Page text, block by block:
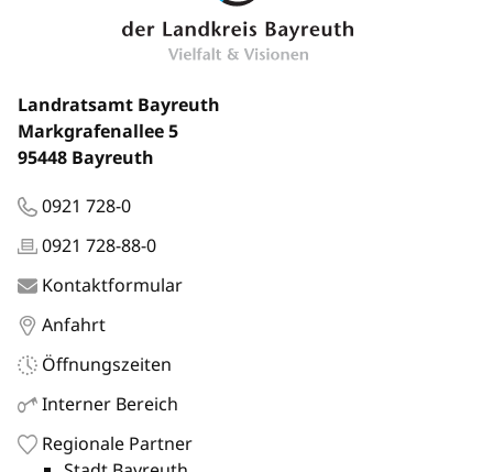
Landratsamt Bayreuth
Markgrafenallee 5
95448 Bayreuth
0921 728-0
0921 728-88-0
Kontaktformular
Anfahrt
Öffnungszeiten
Interner Bereich
Regionale Partner